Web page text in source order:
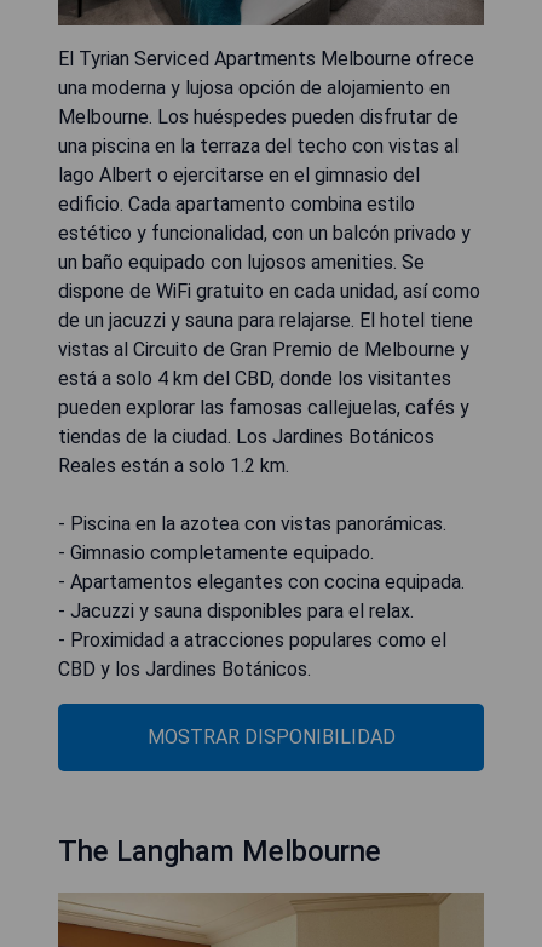
El Tyrian Serviced Apartments Melbourne ofrece
una moderna y lujosa opción de alojamiento en
Melbourne. Los huéspedes pueden disfrutar de
una piscina en la terraza del techo con vistas al
lago Albert o ejercitarse en el gimnasio del
edificio. Cada apartamento combina estilo
estético y funcionalidad, con un balcón privado y
un baño equipado con lujosos amenities. Se
dispone de WiFi gratuito en cada unidad, así como
de un jacuzzi y sauna para relajarse. El hotel tiene
vistas al Circuito de Gran Premio de Melbourne y
está a solo 4 km del CBD, donde los visitantes
pueden explorar las famosas callejuelas, cafés y
tiendas de la ciudad. Los Jardines Botánicos
Reales están a solo 1.2 km.
- Piscina en la azotea con vistas panorámicas.
- Gimnasio completamente equipado.
- Apartamentos elegantes con cocina equipada.
- Jacuzzi y sauna disponibles para el relax.
- Proximidad a atracciones populares como el
CBD y los Jardines Botánicos.
MOSTRAR DISPONIBILIDAD
The Langham Melbourne